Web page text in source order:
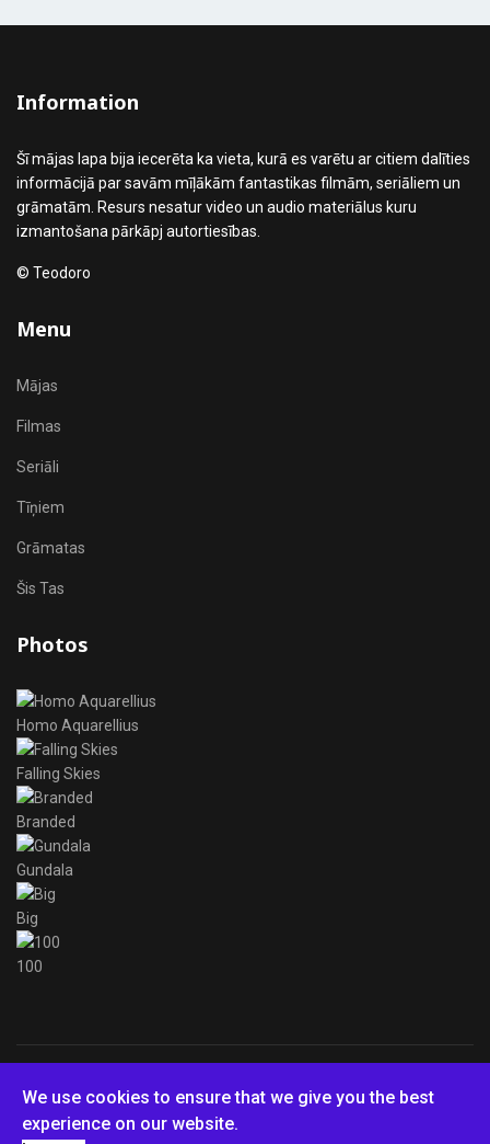
Information
Šī mājas lapa bija iecerēta ka vieta, kurā es varētu ar citiem dalīties
informācijā par savām mīļākām fantastikas filmām, seriāliem un
grāmatām. Resurs nesatur video un audio materiālus kuru
izmantošana pārkāpj autortiesības.
© Teodoro
Menu
Mājas
Filmas
Seriāli
Tīņiem
Grāmatas
Šis Tas
Photos
Homo Aquarellius
Falling Skies
Branded
Gundala
Big
100
© 2026 Teodoro
We use cookies to ensure that we give you the best
experience on our website.